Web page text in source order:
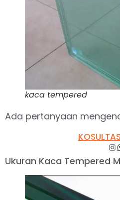
kaca tempered
Ada pertanyaan
Ukuran Kaca Tempered